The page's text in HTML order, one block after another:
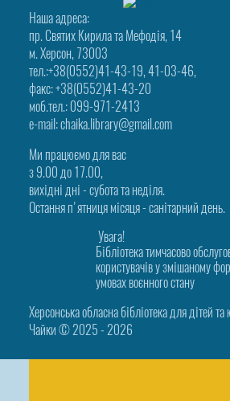
Наша адреса:
пр. Святих Кирила та Мефодія, 14
м. Херсон, 73003
тел.:+38(0552)41-43-19, 41-03-46,
факс: +38(0552)41-43-20
моб.тел.: 099-971-2413
e-mail: chaika.library@gmail.com
Ми працюємо для вас
з 9.00 до 17.00,
вихідні дні - субота та неділя.
Остання п'ятниця місяця - санітарний день.
Увага!
Бібліотека тимчасово
користувачів у змішаному
умовах воєнного стану
Херсонська обласна бібліотека для дітей та
Чайки © 2025 ‑ 2026